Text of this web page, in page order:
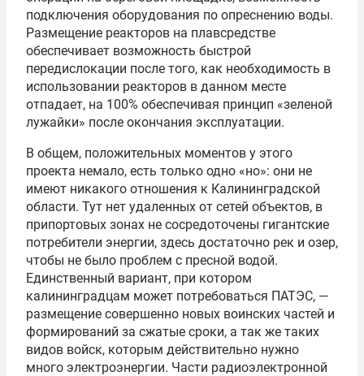
подключения оборудования по опреснению воды.
Размещение реакторов на плавсредстве
обеспечивает возможность быстрой
передислокации после того, как необходимость в
использовании реакторов в данном месте
отпадает, на 100% обеспечивая принцип «зеленой
лужайки» после окончания эксплуатации.
В общем, положительных моментов у этого
проекта немало, есть только одно «но»: они не
имеют никакого отношения к Калининградской
области. Тут нет удаленных от сетей объектов, в
припортовых зонах не сосредоточены гигантские
потребители энергии, здесь достаточно рек и озер,
чтобы не было проблем с пресной водой.
Единственный вариант, при котором
калининградцам может потребоваться ПАТЭС, —
размещение совершенно новых воинских частей и
формирований за сжатые сроки, а так же таких
видов войск, которым действительно нужно
много электроэнергии. Части радиоэлектронной